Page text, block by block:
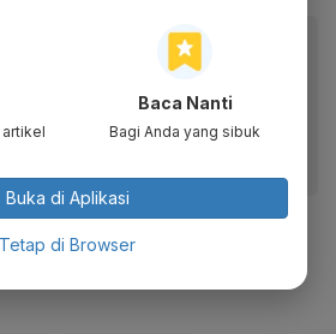
aplikasi mobile.
membaca lebih nyaman dan nikmati
aplikasi mobile Katadata.
Baca Nanti
Bagi Anda yang sibuk
Buka di Aplikasi
Tetap di Browser